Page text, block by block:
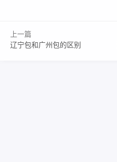
上一篇
辽宁包和广州包的区别